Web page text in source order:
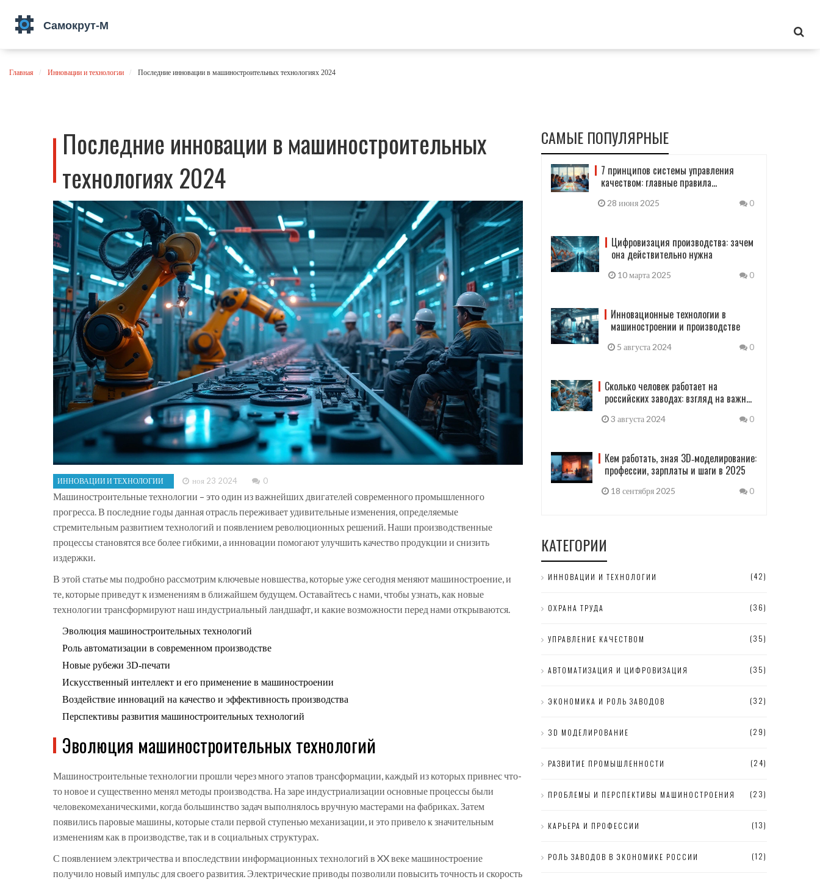
Главная Инновации и технологии Последние инновации в машиностроительных технологиях 2024
Последние инновации в машиностроительных
технологиях 2024
ИННОВАЦИИ И ТЕХНОЛОГИИ ноя 23 2024 0
Машиностроительные технологии – это один из важнейших двигателей современного промышленного
прогресса. В последние годы данная отрасль переживает удивительные изменения, определяемые
стремительным развитием технологий и появлением революционных решений. Наши производственные
процессы становятся все более гибкими, а инновации помогают улучшить качество продукции и снизить
издержки.
В этой статье мы подробно рассмотрим ключевые новшества, которые уже сегодня меняют машиностроение, и
те, которые приведут к изменениям в ближайшем будущем. Оставайтесь с нами, чтобы узнать, как новые
технологии трансформируют наш индустриальный ландшафт, и какие возможности перед нами открываются.
Эволюция машиностроительных технологий
Роль автоматизации в современном производстве
Новые рубежи 3D-печати
Искусственный интеллект и его применение в машиностроении
Воздействие инноваций на качество и эффективность производства
Перспективы развития машиностроительных технологий
Эволюция машиностроительных технологий
Машиностроительные технологии прошли через много этапов трансформации, каждый из которых привнес что-
то новое и существенно менял методы производства. На заре индустриализации основные процессы были
человекомеханическими, когда большинство задач выполнялось вручную мастерами на фабриках. Затем
появились паровые машины, которые стали первой ступенью механизации, и это привело к значительным
изменениям как в производстве, так и в социальных структурах.
С появлением электричества и впоследствии информационных технологий в XX веке машиностроение
получило новый импульс для своего развития. Электрические приводы позволили повысить точность и скорость
САМЫЕ ПОПУЛЯРНЫЕ
7 принципов системы управления
качеством: главные правила
28 июня 2025 0
Цифровизация производства: зачем
она действительно нужна
10 марта 2025 0
Инновационные технологии в
машиностроении и производстве
5 августа 2024 0
Сколько человек работает на
российских заводах: взгляд на важные
3 августа 2024 0
Кем работать, зная 3D‑моделирование:
профессии, зарплаты и шаги в 2025
18 сентября 2025 0
КАТЕГОРИИ
ИННОВАЦИИ И ТЕХНОЛОГИИ (42)
ОХРАНА ТРУДА (36)
УПРАВЛЕНИЕ КАЧЕСТВОМ (35)
АВТОМАТИЗАЦИЯ И ЦИФРОВИЗАЦИЯ (35)
ЭКОНОМИКА И РОЛЬ ЗАВОДОВ (32)
3D МОДЕЛИРОВАНИЕ (29)
РАЗВИТИЕ ПРОМЫШЛЕННОСТИ (24)
ПРОБЛЕМЫ И ПЕРСПЕКТИВЫ МАШИНОСТРОЕНИЯ (23)
КАРЬЕРА И ПРОФЕССИИ (13)
РОЛЬ ЗАВОДОВ В ЭКОНОМИКЕ РОССИИ (12)